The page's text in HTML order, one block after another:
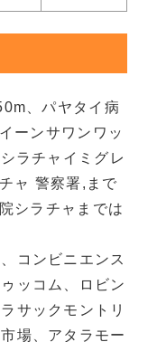
、パヤタイ病
ーンサワンワッ
ラチャイミグレ
ャ 警察署,まで
シラチャまでは
コンビニエンス
ッコム、ロビン
サックモントリ
場、アタラモー